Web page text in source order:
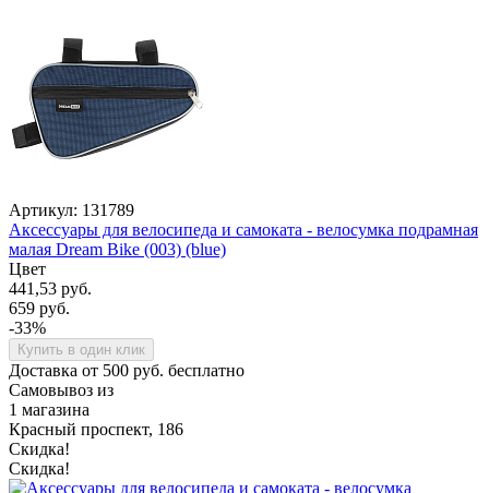
Артикул: 131789
Аксессуары для велосипеда и самоката - велосумка подрамная
малая Dream Bike (003) (blue)
Цвет
441,53 руб.
659 руб.
-33%
Купить в один клик
Доставка от 500 руб. бесплатно
Самовывоз из
1 магазина
Красный проспект, 186
Скидка!
Скидка!